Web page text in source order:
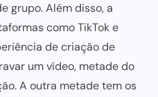
grupo. Além disso, a
como TikTok e
de criação de
um vídeo, metade do
A outra metade tem os